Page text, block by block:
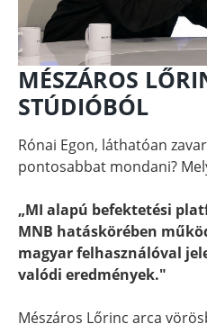
MÉSZÁROS
STÚDIÓBÓL
Rónai Egon, láthatóan
pontosabbat mondani?
„MI alapú befektetési
MNB hatáskörében
magyar felhasználóval
valódi eredmények."
Mészáros Lőrinc arca